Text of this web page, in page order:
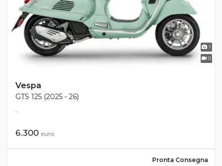
1
0
Vespa
GTS 125 (2025 - 26)
.
6.300 euro
Pronta Consegna